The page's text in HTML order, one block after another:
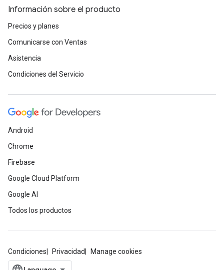
Información sobre el producto
Precios y planes
Comunicarse con Ventas
Asistencia
Condiciones del Servicio
Android
Chrome
Firebase
Google Cloud Platform
Google AI
Todos los productos
Condiciones Privacidad Manage cookies